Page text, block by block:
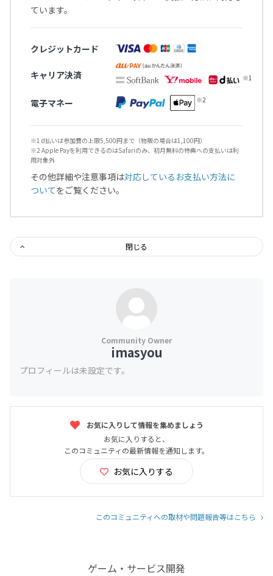
ています。
クレジットカード
キャリア決済
電子マネー
※1 d払いは参加費の上限5,500円まで（物販の場合は1,100円）
※2 Apple Payを利用できるのはSafariのみ、初月無料の特典への支払いは利
用対象外
その他詳細や注意事項は対応しているお支払い方法に
ついてをご覧ください。
閉じる
imasyou
プロフィールは未設定です。
お気に入りして情報を集めましょう
お気に入りすると、
このコミュニティの最新情報を通知します。
お気に入りする
このコミュニティへの取材や問題報告等はこちら
ゲーム・サービス開発